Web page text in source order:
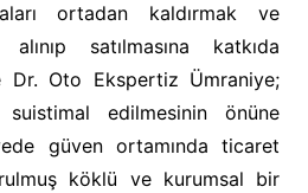
ortadan kaldırmak ve
satılmasına katkıda
Dr. Oto Ekspertiz Ümraniye;
suistimal edilmesinin önüne
güven ortamında ticaret
köklü ve kurumsal bir